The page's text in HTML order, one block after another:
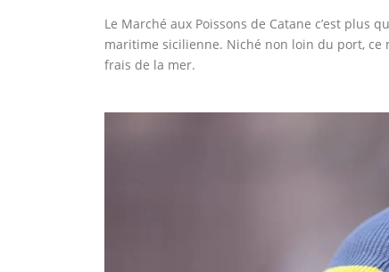
Le Marché aux Poissons de Catane c’est plus
maritime sicilienne. Niché non loin du port,
frais de la mer.